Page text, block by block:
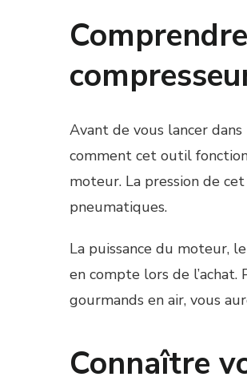
Avant de vous lancer
comment cet outil
moteur. La pression de
pneumatiques.
La puissance du moteur,
en compte lors de l’achat.
gourmands en air, vous
Connaître